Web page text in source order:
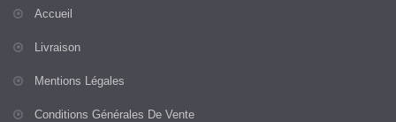
Accueil
Livraison
Mentions Légales
Conditions Générales De Vente